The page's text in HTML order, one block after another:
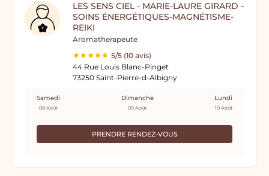
LES SENS CIEL - MARIE-LAURE GIRARD -
SOINS ÉNERGÉTIQUES-MAGNÉTISME-
REIKI
Aromatherapeute
5/5 (10 avis)
44 Rue Louis Blanc-Pinget
73250 Saint-Pierre-d-Albigny
PRENDRE RENDEZ-VOUS
Samedi
08 Août
Dimanche
09 Août
Lundi
10 Août